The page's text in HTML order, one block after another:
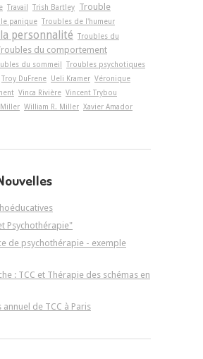
Travail Trish Bartley Trouble
panique Troubles de l'humeur
personnalité Troubles du
du comportement
du sommeil Troubles psychotiques
Troy DuFrene Ueli Kramer Véronique
Vinca Rivière Vincent Trybou
William R. Miller Xavier Amador
Psychothérapie"
de psychothérapie - exemple
: TCC et Thérapie des schémas en
de TCC à Paris